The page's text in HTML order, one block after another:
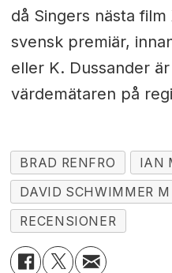
då Singers nästa
svensk premiär,
eller K. Dussander
värdemätaren på
BRAD RENFRO IAN
DAVID SCHWIMMER
RECENSIONER